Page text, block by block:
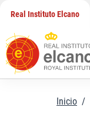
contenido
Real Instituto Elcano
Inicio /